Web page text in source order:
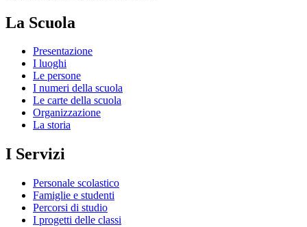
La Scuola
Presentazione
I luoghi
Le persone
I numeri della scuola
Le carte della scuola
Organizzazione
La storia
I Servizi
Personale scolastico
Famiglie e studenti
Percorsi di studio
I progetti delle classi